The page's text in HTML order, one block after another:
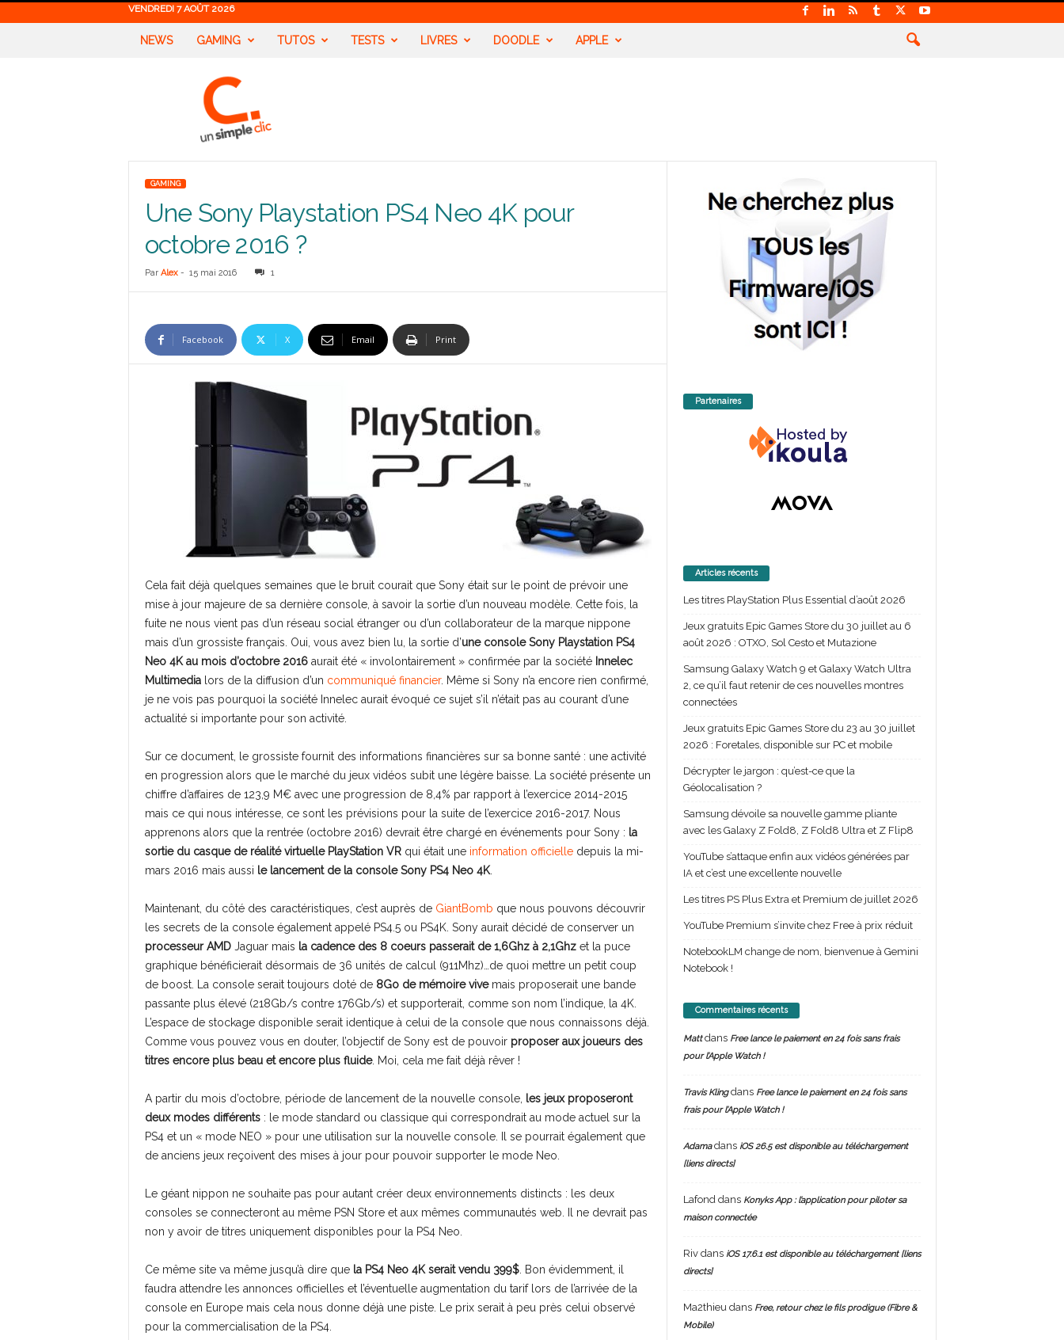
VENDREDI 7 AOÛT 2026
NEWS GAMING TUTOS TESTS LIVRES DOODLE APPLE
GAMING
Une Sony Playstation PS4 Neo 4K pour
octobre 2016 ?
Par Alex- 15 mai 2016 1
Facebook X Email Print
Cela fait déjà quelques semaines que le bruit courait que Sony était sur le point de prévoir une
mise à jour majeure de sa dernière console, à savoir la sortie d’un nouveau modèle. Cette fois, la
fuite ne nous vient pas d’un réseau social étranger ou d’un collaborateur de la marque nippone
mais d’un grossiste français. Oui, vous avez bien lu, la sortie d’une console Sony Playstation PS4
Neo 4K au mois d’octobre 2016aurait été « involontairement » confirmée par la société Innelec
Multimedialors de la diffusion d’un communiqué financier. Même si Sony n’a encore rien confirmé,
je ne vois pas pourquoi la société Innelec aurait évoqué ce sujet s’il n’était pas au courant d’une
actualité si importante pour son activité.
Sur ce document, le grossiste fournit des informations financières sur sa bonne santé : une activité
en progression alors que le marché du jeux vidéos subit une légère baisse. La société présente un
chiffre d’affaires de 123,9 M€ avec une progression de 8,4% par rapport à l’exercice 2014-2015
mais ce qui nous intéresse, ce sont les prévisions pour la suite de l’exercice 2016-2017. Nous
apprenons alors que la rentrée (octobre 2016) devrait être chargé en événements pour Sony : la
sortie du casque de réalité virtuelle PlayStation VRqui était une information officielledepuis la mi-
mars 2016 mais aussi le lancement de la console Sony PS4 Neo 4K.
Maintenant, du côté des caractéristiques, c’est auprès de GiantBomb que nous pouvons découvrir
les secrets de la console également appelé PS4.5 ou PS4K. Sony aurait décidé de conserver un
processeur AMDJaguar mais la cadence des 8 coeurs passerait de 1,6Ghz à 2,1Ghzet la puce
graphique bénéficierait désormais de 36 unités de calcul (911Mhz)…de quoi mettre un petit coup
de boost. La console serait toujours doté de 8Go de mémoire vivemais proposerait une bande
passante plus élevé (218Gb/s contre 176Gb/s) et supporterait, comme son nom l’indique, la 4K.
L’espace de stockage disponible serait identique à celui de la console que nous connaissons déjà.
Comme vous pouvez vous en douter, l’objectif de Sony est de pouvoir proposer aux joueurs des
titres encore plus beau et encore plus fluide. Moi, cela me fait déjà rêver !
A partir du mois d’octobre, période de lancement de la nouvelle console, les jeux proposeront
deux modes différents: le mode standard ou classique qui correspondrait au mode actuel sur la
PS4 et un « mode NEO » pour une utilisation sur la nouvelle console. Il se pourrait également que
de anciens jeux reçoivent des mises à jour pour pouvoir supporter le mode Neo.
Le géant nippon ne souhaite pas pour autant créer deux environnements distincts : les deux
consoles se connecteront au même PSN Store et aux mêmes communautés web. Il ne devrait pas
non y avoir de titres uniquement disponibles pour la PS4 Neo.
Ce même site va même jusqu’à dire que la PS4 Neo 4K serait vendu 399$. Bon évidemment, il
faudra attendre les annonces officielles et l’éventuelle augmentation du tarif lors de l’arrivée de la
console en Europe mais cela nous donne déjà une piste. Le prix serait à peu près celui observé
pour la commercialisation de la PS4.
Partenaires
Articles récents
Les titres PlayStation Plus Essential d’août 2026
Jeux gratuits Epic Games Store du 30 juillet au 6
août 2026 : OTXO, Sol Cesto et Mutazione
Samsung Galaxy Watch 9 et Galaxy Watch Ultra
2, ce qu’il faut retenir de ces nouvelles montres
connectées
Jeux gratuits Epic Games Store du 23 au 30 juillet
2026 : Foretales, disponible sur PC et mobile
Décrypter le jargon : qu’est-ce que la
Géolocalisation ?
Samsung dévoile sa nouvelle gamme pliante
avec les Galaxy Z Fold8, Z Fold8 Ultra et Z Flip8
YouTube s’attaque enfin aux vidéos générées par
IA et c’est une excellente nouvelle
Les titres PS Plus Extra et Premium de juillet 2026
YouTube Premium s’invite chez Free à prix réduit
NotebookLM change de nom, bienvenue à Gemini
Notebook !
Commentaires récents
Mattdans Free lance le paiement en 24 fois sans frais
pour l’Apple Watch !
Travis Klingdans Free lance le paiement en 24 fois sans
frais pour l’Apple Watch !
Adamadans iOS 26.5 est disponible au téléchargement
[liens directs]
Lafond dans Konyks App : l’application pour piloter sa
maison connectée
Rivdans iOS 17.6.1 est disponible au téléchargement [liens
directs]
Ma2thieu dans Free, retour chez le fils prodigue (Fibre &
Mobile)